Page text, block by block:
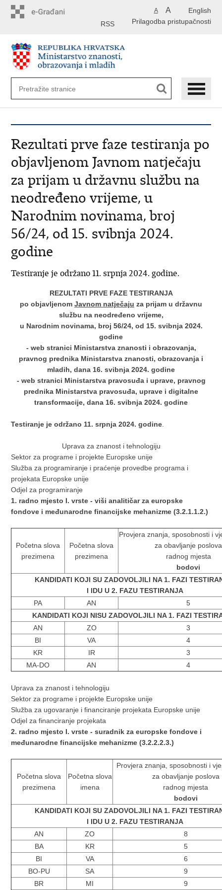
English
A A
Prilagodba pristupačnosti
RSS
Rezultati prve faze testiranja po
objavljenom Javnom natječaju
za prijam u državnu službu na
neodređeno vrijeme, u
Narodnim novinama, broj
56/24, od 15. svibnja 2024.
godine
Testiranje je održano 11. srpnja 2024. godine.
REZULTATI PRVE FAZE TESTIRANJA
po objavljenom Javnom natječaju za prijam u državnu
službu na neodređeno vrijeme,
u Narodnim novinama, broj 56/24, od 15. svibnja 2024.
godine
- web stranici Ministarstva znanosti i obrazovanja,
pravnog prednika Ministarstva znanosti, obrazovanja i
mladih, dana 16. svibnja 2024. godine
- web stranici Ministarstva pravosuđa i uprave, pravnog
prednika Ministarstva pravosuđa, uprave i digitalne
transformacije, dana 16. svibnja 2024. godine
Testiranje je održano 11. srpnja 2024. godine
Uprava za znanost i tehnologiju
Sektor za programe i projekte Europske unije
Služba za programiranje i praćenje provedbe programa i
projekata Europske unije
Odjel za programiranje
1. radno mjesto I. vrste - viši analitičar za europske
fondove i međunarodne financijske mehanizme (3.2.1.1.2.)
Početna slova
prezimena
Početna slova
prezimena
Provjera znanja, sposobnosti i
za obavljanje poslova
radnog mjesta
bodovi
KANDIDATI KOJI SU ZADOVOLJILI NA 1. FAZI
I IDU U 2. FAZU TESTIRANJA
PA
AN
5
KANDIDATI KOJI NISU ZADOVOLJILI NA 1. FAZI
AN
ZO
3
BI
VA
4
KR
IR
3
MA-DO
AN 4
Uprava za znanost i tehnologiju
Sektor za programe i projekte Europske unije
Služba za ugovaranje i financiranje projekata Europske unije
Odjel za financiranje projekata
2. radno mjesto I. vrste - suradnik za europske fondove i
međunarodne financijske mehanizme (3.2.2.2.3.)
Početna slova
prezimena
Početna slova
imena
Provjera znanja, sposobnosti i
za obavljanje poslova
radnog mjesta
bodovi
KANDIDATI KOJI SU ZADOVOLJILI NA 1. FAZI
I IDU U 2. FAZU TESTIRANJA
AN
ZO
8
BA
KR
5
BI
VA
6
BO-PU
SA
9
BR
MI 9